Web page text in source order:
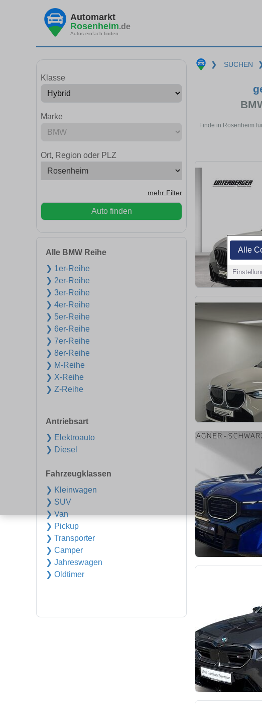
Alle
Automarkt
Rosenheim.de
Autos einfach finden
Klasse
Marke
Ort, Region oder PLZ
mehr Filter
Auto finden
Alle BMW Reihe
❯ 1er-Reihe
❯ 2er-Reihe
❯ 3er-Reihe
❯ 4er-Reihe
❯ 5er-Reihe
❯ 6er-Reihe
❯ 7er-Reihe
❯ 8er-Reihe
❯ M-Reihe
❯ X-Reihe
❯ Z-Reihe
Antriebsart
❯ Elektroauto
❯ Diesel
Fahrzeugklassen
❯ Kleinwagen
❯ SUV
❯ Van
❯ Pickup
❯ Transporter
❯ Camper
❯ Jahreswagen
❯ Oldtimer
❯ SUCHEN
Finde in Rosenheim